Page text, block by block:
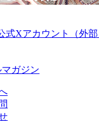
式Xアカウント
（外
マガジン